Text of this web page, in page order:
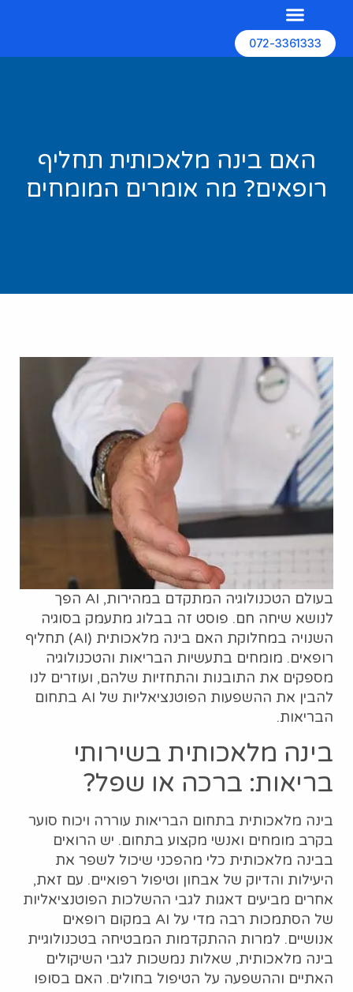
072-3361333
האם בינה מלאכותית תחליף
רופאים? מה אומרים המומחים
בעולם הטכנולוגיה המתקדם במהירות, AI הפך
לנושא שיחה חם. פוסט זה בבלוג מתעמק בסוגיה
השנויה במחלוקת האם בינה מלאכותית (AI) תחליף
רופאים. מומחים בתעשיות הבריאות והטכנולוגיה
מספקים את התובנות והתחזיות שלהם, ועוזרים לנו
להבין את ההשפעות הפוטנציאליות של AI בתחום
הבריאות.
בינה מלאכותית בשירותי
בריאות: ברכה או שפל?
בינה מלאכותית בתחום הבריאות עוררה ויכוח סוער
בקרב מומחים ואנשי מקצוע בתחום. יש הרואים
בבינה מלאכותית כלי מהפכני שיכול לשפר את
היעילות והדיוק של אבחון וטיפול רפואיים. עם זאת,
אחרים מביעים דאגות לגבי ההשלכות הפוטנציאליות
של הסתמכות רבה מדי על AI במקום רופאים
אנושיים. למרות ההתקדמות המבטיחה בטכנולוגיית
בינה מלאכותית, שאלות נמשכות לגבי השיקולים
האתיים וההשפעה על הטיפול בחולים. האם בסופו